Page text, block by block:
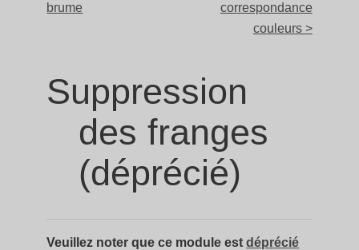
brume
correspondance
couleurs >
Suppression
des franges
(déprécié)
Veuillez noter que ce module estdéprécié